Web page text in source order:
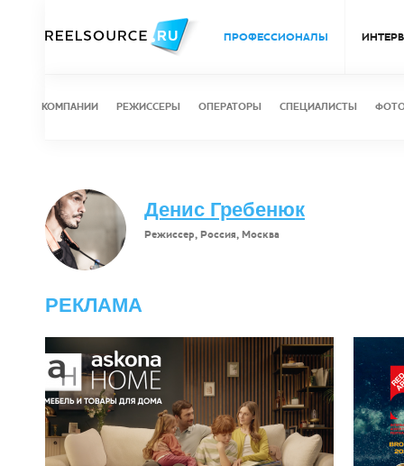
ПРОФЕССИОНАЛЫ
КОМПАНИИ РЕЖИССЕРЫ ОПЕРАТОРЫ СПЕЦИАЛИСТЫ
Денис Гребенюк
Режиссер, Россия, Москва
РЕКЛАМА